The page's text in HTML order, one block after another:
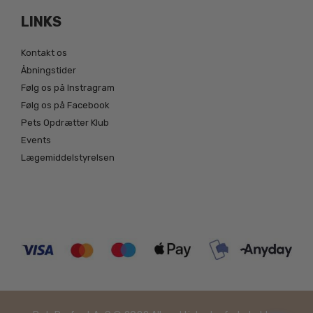
LINKS
Kontakt os
Åbningstider
Følg os på Instragram
Følg os på Facebook
Pets Opdrætter Klub
Events
Lægemiddelstyrelsen